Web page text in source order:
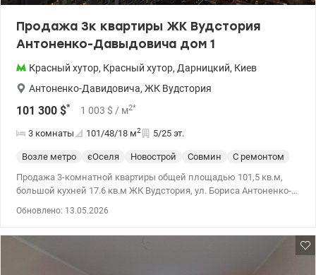
Продажа 3к квартиры ЖК Вудстория
Антоненко-Давыдовича дом 1
Красный хутор, Красный хутор, Дарницкий, Киев
Антоненко-Давидовича, ЖК Вудстория
101 300 $* 1 003 $ / м2*
3 комнаты 101/48/18 м2 5/25 эт.
Возле метро єОселя Новострой Совмин
С ремонтом
Продажа 3-комнатной квартиры общей площадью 101,5 кв.м,
большой кухней 17.6 кв.м ЖК Вудстория, ул. Бориса Антоненко-
сантехника, межкомнатная дверь, радиаторы, счетчики горячей
Обновлено: 13.05.2026